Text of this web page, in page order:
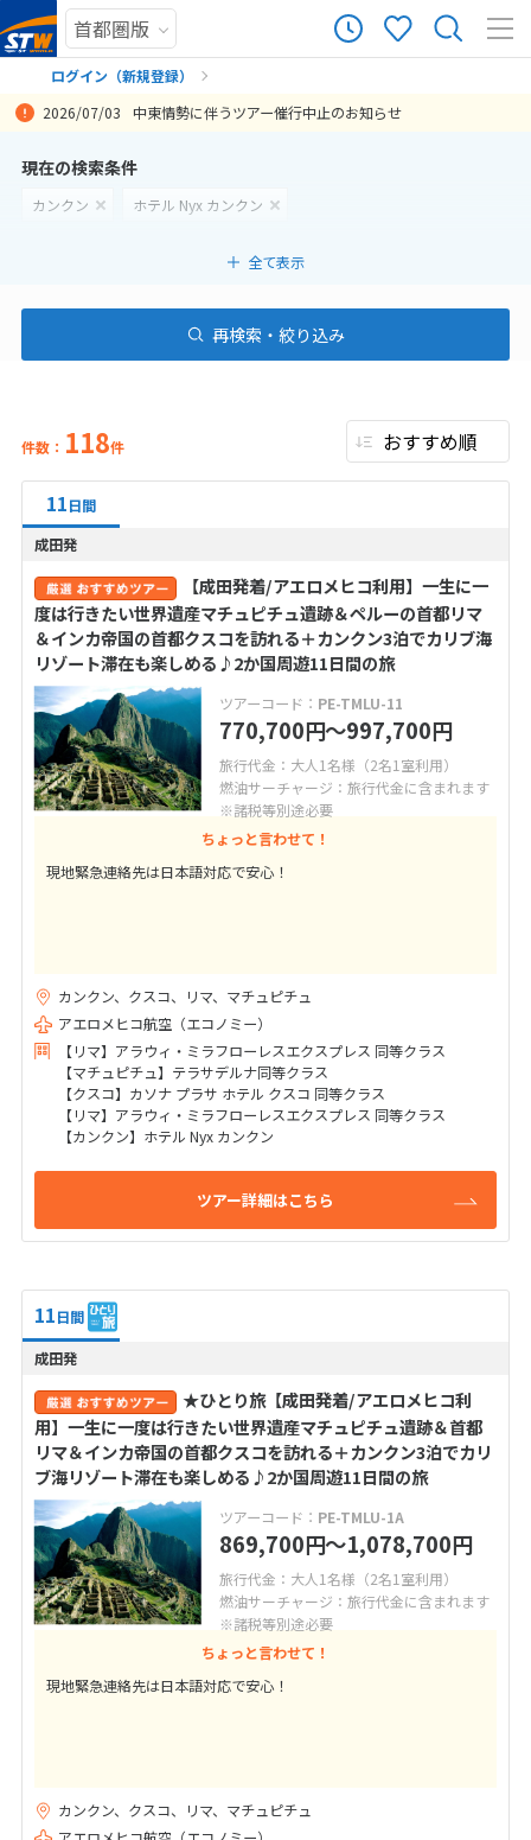
ログイン（新規登録）
まだ登録がありません
2026/07/03 中東情勢に伴うツアー催行中止のお知らせ
現在の検索条件
カンクン ホテル Nyx カンクン
全て表示
再検索・絞り込み
件数： 118件
11日間
成田発
【成田発着/アエロメヒコ利用】一生に一
度は行きたい世界遺産マチュピチュ遺跡＆ペルーの首都リマ
＆インカ帝国の首都クスコを訪れる＋カンクン3泊でカリブ海
リゾート滞在も楽しめる♪2か国周遊11日間の旅
ツアーコード： PE-TMLU-11
770,700円〜997,700円
旅行代金：大人1名様（2名1室利用）
燃油サーチャージ：旅行代金に含まれます
※諸税等別途必要
ちょっと言わせて！
現地緊急連絡先は日本語対応で安心！
カンクン、クスコ、リマ、マチュピチュ
アエロメヒコ航空（エコノミー）
【リマ】アラウィ・ミラフローレスエクスプレス 同等クラス
【マチュピチュ】テラサデルナ同等クラス
【クスコ】カソナ プラサ ホテル クスコ 同等クラス
【リマ】アラウィ・ミラフローレスエクスプレス 同等クラス
【カンクン】ホテル Nyx カンクン
ツアー詳細はこちら
11日間
成田発
★ひとり旅【成田発着/アエロメヒコ利
用】一生に一度は行きたい世界遺産マチュピチュ遺跡＆首都
リマ＆インカ帝国の首都クスコを訪れる＋カンクン3泊でカリ
ブ海リゾート滞在も楽しめる♪2か国周遊11日間の旅
ツアーコード： PE-TMLU-1A
869,700円〜1,078,700円
旅行代金：大人1名様（2名1室利用）
燃油サーチャージ：旅行代金に含まれます
※諸税等別途必要
ちょっと言わせて！
現地緊急連絡先は日本語対応で安心！
カンクン、クスコ、リマ、マチュピチュ